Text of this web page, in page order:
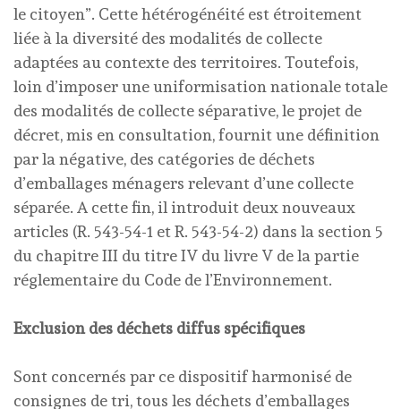
le citoyen”. Cette hétérogénéité est étroitement
liée à la diversité des modalités de collecte
adaptées au contexte des territoires. Toutefois,
loin d’imposer une uniformisation nationale totale
des modalités de collecte séparative, le projet de
décret, mis en consultation, fournit une définition
par la négative, des catégories de déchets
d’emballages ménagers relevant d’une collecte
séparée. A cette fin, il introduit deux nouveaux
articles (R. 543-54-1 et R. 543-54-2) dans la section 5
du chapitre III du titre IV du livre V de la partie
réglementaire du Code de l’Environnement.
Exclusion des déchets diffus spécifiques
Sont concernés par ce dispositif harmonisé de
consignes de tri, tous les déchets d’emballages